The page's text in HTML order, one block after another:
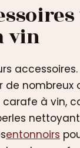
vin
de nombreux
à vin,
entonnoirs